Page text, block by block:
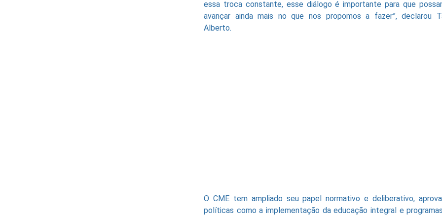
essa troca constante, esse diálogo é importante para que
avançar ainda mais no que nos propomos a fazer”, declarou
Alberto.
O CME tem ampliado seu papel normativo e deliberativo,
políticas como a implementação da educação integral e